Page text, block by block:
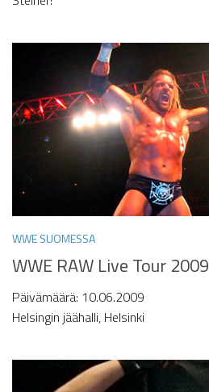
WWE SUOMESSA
WWE RAW Live Tour 2009
Päivämäärä: 10.06.2009
Helsingin jäähalli, Helsinki